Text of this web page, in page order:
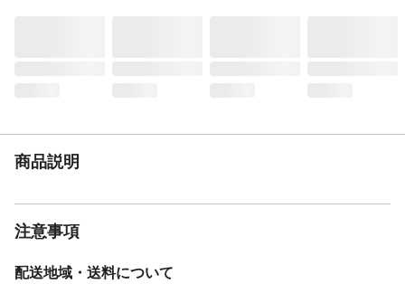
着力が戻ります。
生産国
所・条件
でください。
商品説明
注意事項
配送地域・送料について